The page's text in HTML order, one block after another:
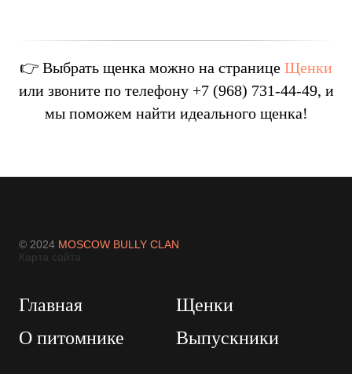
👉 Выбрать щенка можно на странице Щенки
или звоните по телефону +7 (968) 731-44-49, и
мы поможем найти идеального щенка!
© 2024 MOSCOW BULLY CLAN
Карта сайта
Главная
О питомнике
Щенки
Выпускники